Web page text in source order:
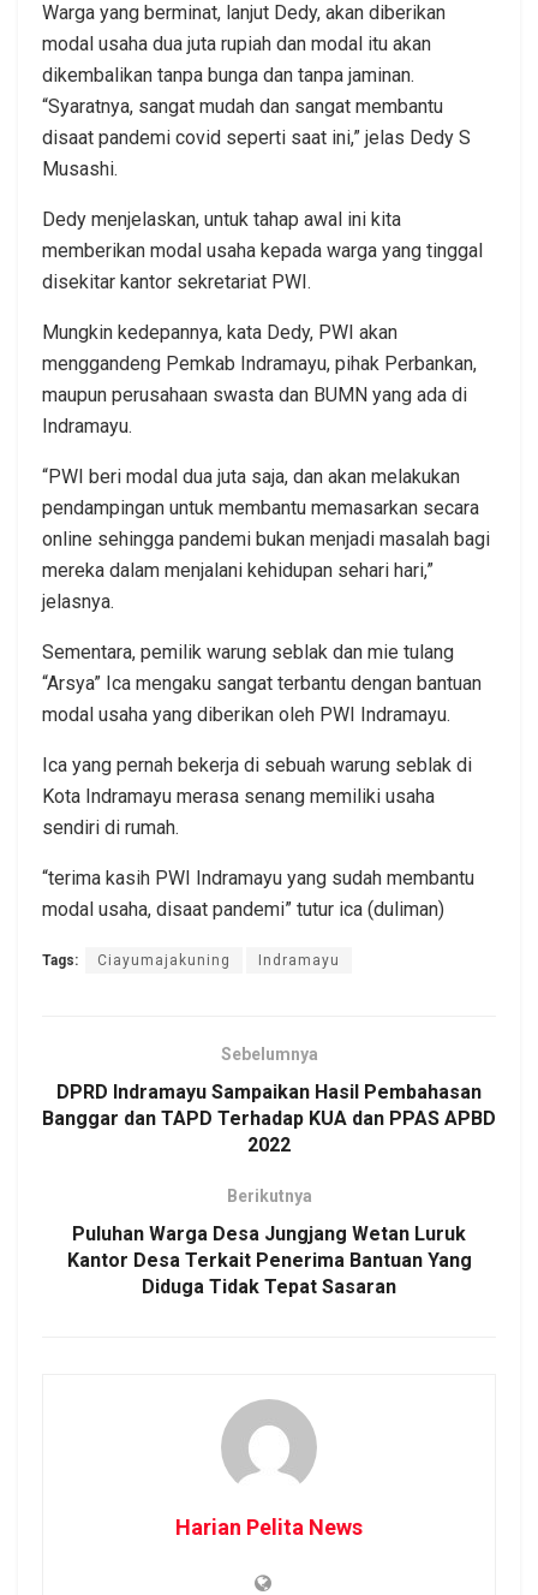
Warga yang berminat, lanjut Dedy, akan diberikan
modal usaha dua juta rupiah dan modal itu akan
dikembalikan tanpa bunga dan tanpa jaminan.
“Syaratnya, sangat mudah dan sangat membantu
disaat pandemi covid seperti saat ini,” jelas Dedy S
Musashi.
Dedy menjelaskan, untuk tahap awal ini kita
memberikan modal usaha kepada warga yang tinggal
disekitar kantor sekretariat PWI.
Mungkin kedepannya, kata Dedy, PWI akan
menggandeng Pemkab Indramayu, pihak Perbankan,
maupun perusahaan swasta dan BUMN yang ada di
Indramayu.
“PWI beri modal dua juta saja, dan akan melakukan
pendampingan untuk membantu memasarkan secara
online sehingga pandemi bukan menjadi masalah bagi
mereka dalam menjalani kehidupan sehari hari,”
jelasnya.
Sementara, pemilik warung seblak dan mie tulang
“Arsya” Ica mengaku sangat terbantu dengan bantuan
modal usaha yang diberikan oleh PWI Indramayu.
Ica yang pernah bekerja di sebuah warung seblak di
Kota Indramayu merasa senang memiliki usaha
sendiri di rumah.
“terima kasih PWI Indramayu yang sudah membantu
modal usaha, disaat pandemi” tutur ica (duliman)
Tags: Ciayumajakuning Indramayu
Sebelumnya
DPRD Indramayu Sampaikan Hasil Pembahasan
Banggar dan TAPD Terhadap KUA dan PPAS APBD
2022
Berikutnya
Puluhan Warga Desa Jungjang Wetan Luruk
Kantor Desa Terkait Penerima Bantuan Yang
Diduga Tidak Tepat Sasaran
Harian Pelita News